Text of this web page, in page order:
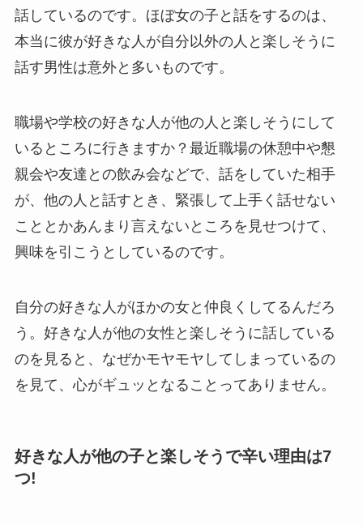
話しているのです。ほぼ女の子と話をするのは、
本当に彼が好きな人が自分以外の人と楽しそうに
話す男性は意外と多いものです。
職場や学校の好きな人が他の人と楽しそうにして
いるところに行きますか？最近職場の休憩中や懇
親会や友達との飲み会などで、話をしていた相手
が、他の人と話すとき、緊張して上手く話せない
こととかあんまり言えないところを見せつけて、
興味を引こうとしているのです。
自分の好きな人がほかの女と仲良くしてるんだろ
う。好きな人が他の女性と楽しそうに話している
のを見ると、なぜかモヤモヤしてしまっているの
を見て、心がギュッとなることってありません。
好きな人が他の子と楽しそうで辛い理由は7
つ!